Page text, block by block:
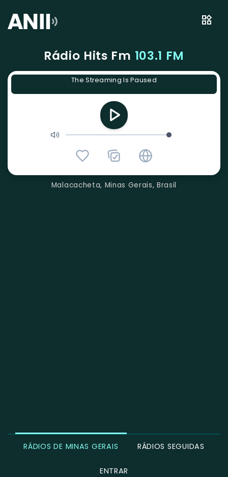
Rádio Hits Fm 103.1 FM
The Streaming Is Paused
Malacacheta, Minas Gerais, Brasil
RÁDIOS DE MINAS GERAIS RÁDIOS SEGUIDAS
ENTRAR